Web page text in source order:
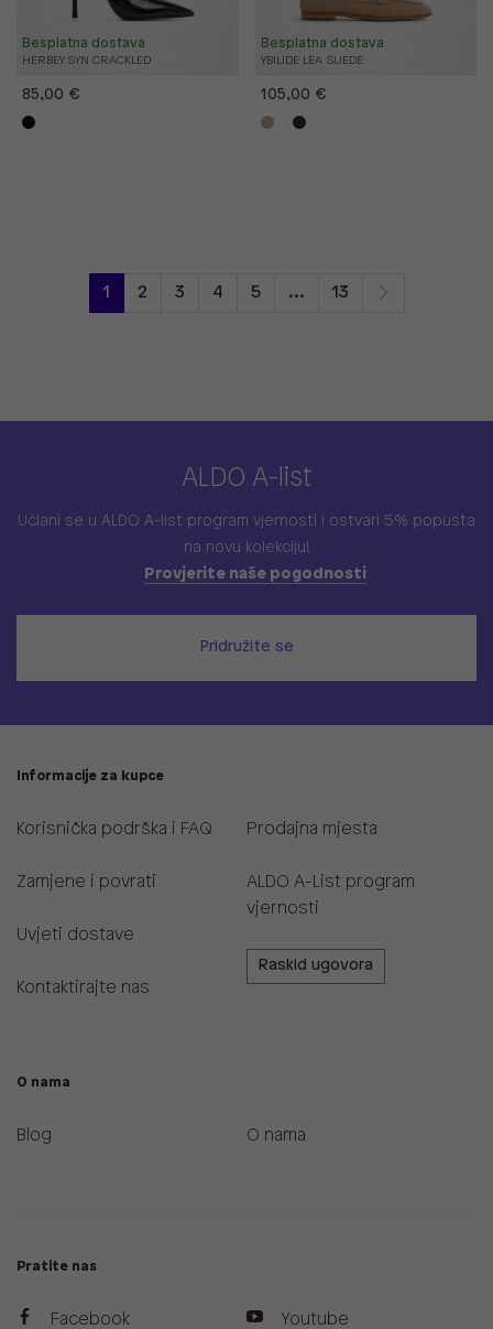
HERBEY SYN CRACKLED
Besplatna dostava
85,00 €
YBILIDE LEA SUEDE
Besplatna dostava
105,00 €
1 2 3 4 5 ... 13
ALDO A-list
Učlani se u ALDO A-list program vjernosti i ostvari 5% popusta
na novu kolekciju!
Provjerite naše pogodnosti
Pridružite se
Informacije za kupce
Korisnička podrška i FAQ
Zamjene i povrati
Uvjeti dostave
Kontaktirajte nas
Prodajna mjesta
ALDO A-List program
vjernosti
Raskid ugovora
O nama
Blog O nama
Pratite nas
Facebook Youtube